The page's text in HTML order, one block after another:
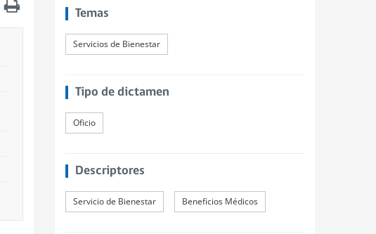
Temas
Servicios de Bienestar
Tipo de dictamen
Oficio
Descriptores
Servicio de Bienestar Beneficios Médicos